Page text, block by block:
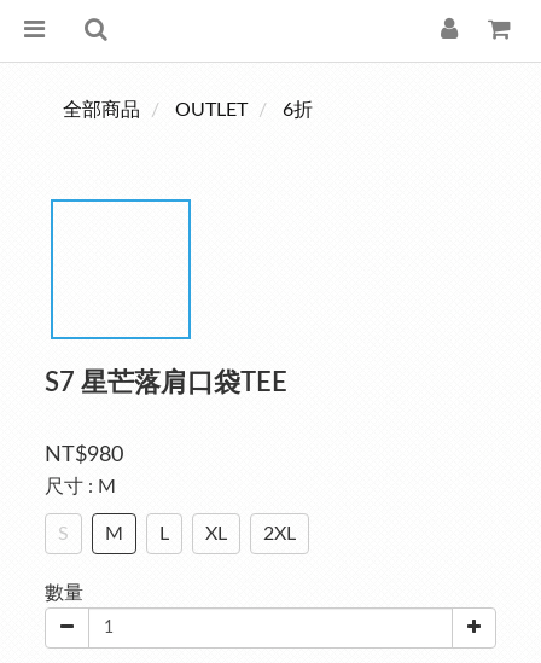
全部商品 OUTLET 6折
S7 星芒落肩口袋TEE
NT$980
尺寸 : M
S M L XL 2XL
數量